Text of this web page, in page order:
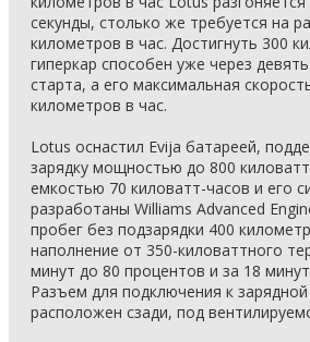
секунды, столько же требуется на
километров в час. Достигнуть 300
гиперкар способен уже через
старта, а его максимальная
километров в час.
Lotus оснастил Evija батареей,
зарядку мощностью до 800
емкостью 70 киловатт-часов и его
разработаны Williams Advanced
пробег без подзарядки 400
наполнение от 350-киловаттного
минут до 80 процентов и за 18
Разъем для подключения к зарядной
расположен сзади, под